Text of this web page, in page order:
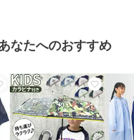
[胴囲]54cm～62cm
[胴囲]58cm～66cm
[胴囲]62cm～70cm
の商品とは多少の誤差が
承ください。
なたへのおすすめ